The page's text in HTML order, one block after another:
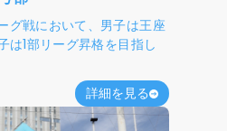
グ戦において、男子は王座
1部リーグ昇格を目指し
詳細を見る